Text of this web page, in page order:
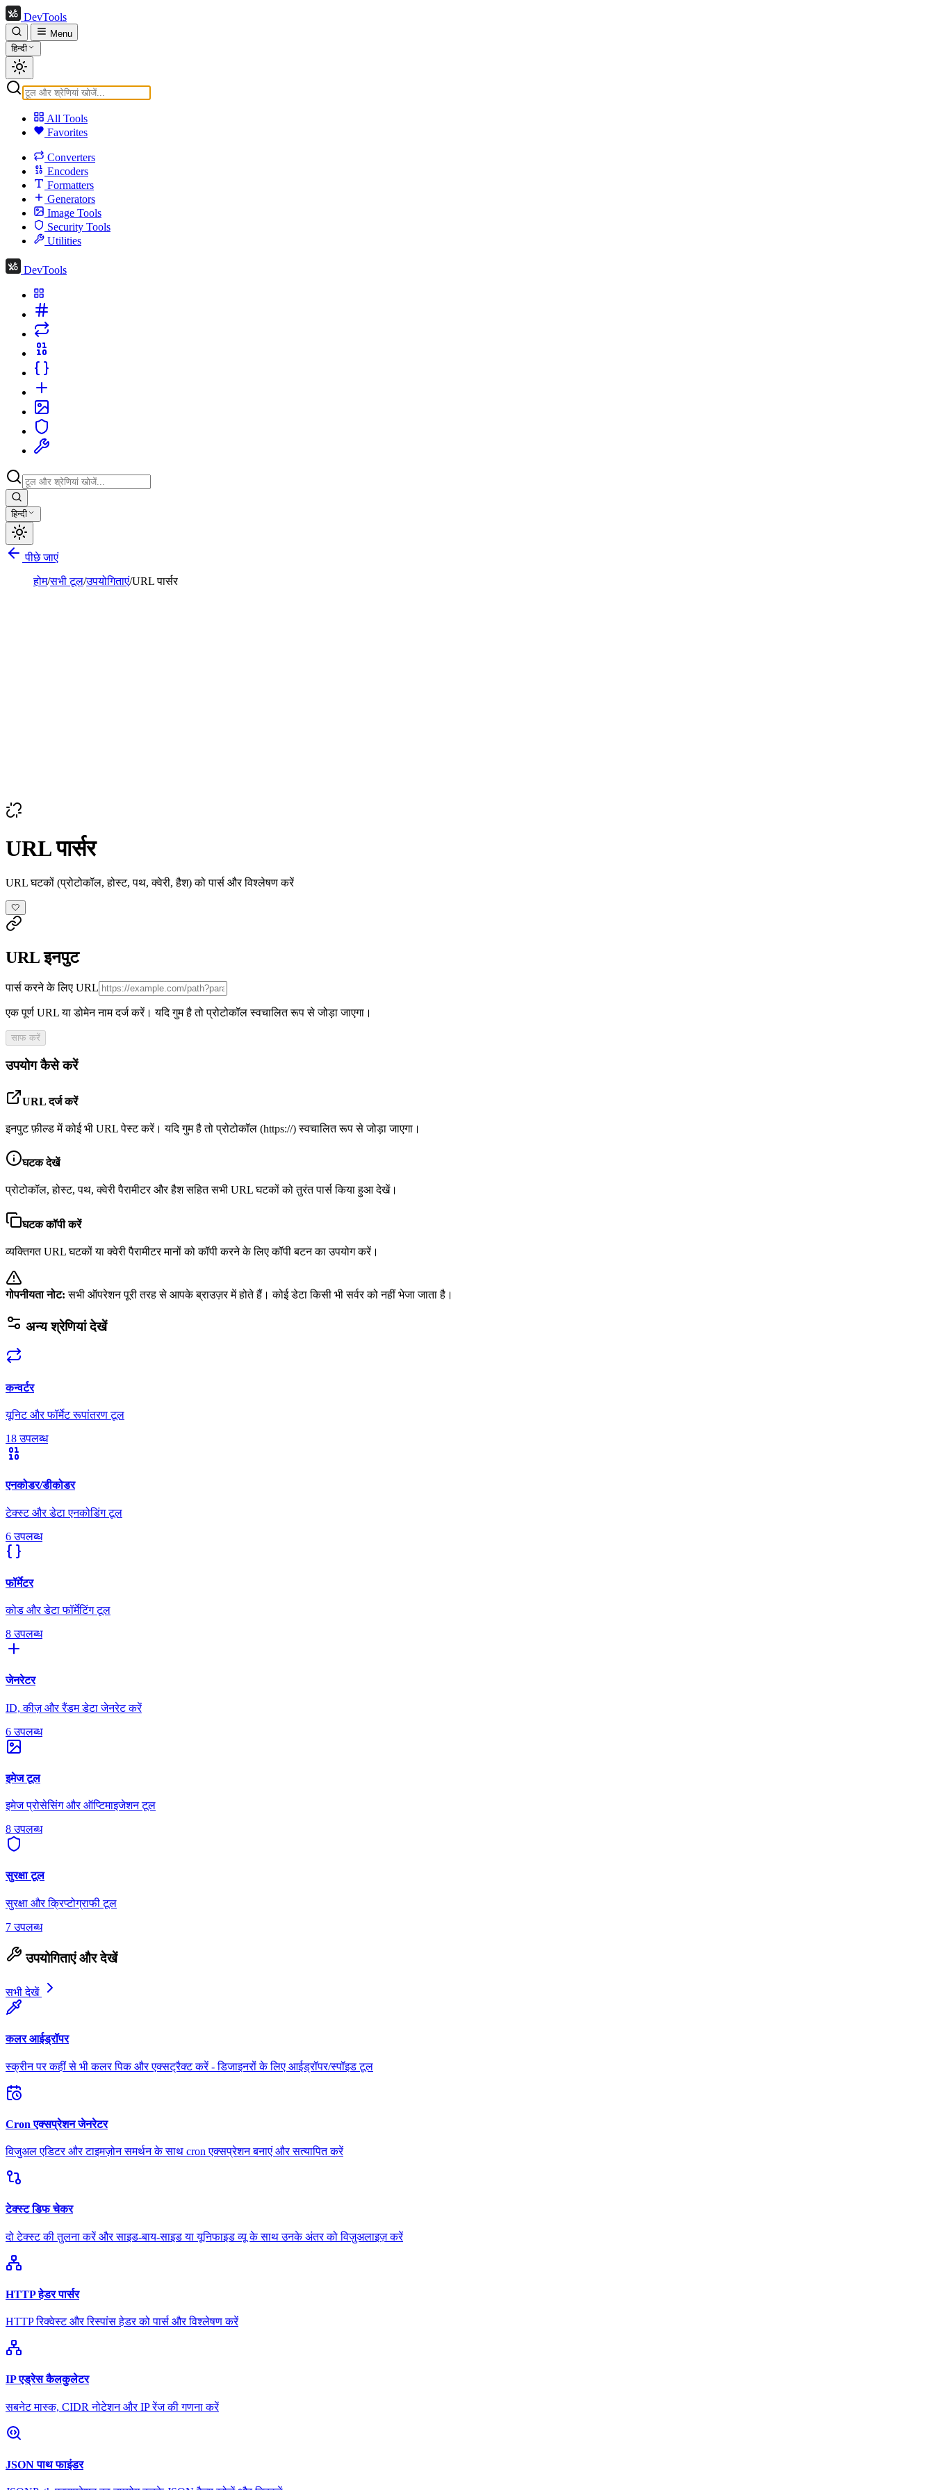
DevTools
Menu
हिन्दी
All Tools
Favorites
Converters
Encoders
Formatters
Generators
Image Tools
Security Tools
Utilities
DevTools
हिन्दी
पीछे जाएं
होम/सभी टूल/उपयोगिताएं/URL पार्सर
URL पार्सर
URL घटकों (प्रोटोकॉल, होस्ट, पथ, क्वेरी, हैश) को पार्स और विश्लेषण करें
🤍
URL इनपुट
पार्स करने के लिए URL
एक पूर्ण URL या डोमेन नाम दर्ज करें। यदि गुम है तो प्रोटोकॉल स्वचालित रूप से जोड़ा जाएगा।
साफ करें
उपयोग कैसे करें
URL दर्ज करें
इनपुट फ़ील्ड में कोई भी URL पेस्ट करें। यदि गुम है तो प्रोटोकॉल (https://) स्वचालित रूप से जोड़ा जाएगा।
घटक देखें
प्रोटोकॉल, होस्ट, पथ, क्वेरी पैरामीटर और हैश सहित सभी URL घटकों को तुरंत पार्स किया हुआ देखें।
घटक कॉपी करें
व्यक्तिगत URL घटकों या क्वेरी पैरामीटर मानों को कॉपी करने के लिए कॉपी बटन का उपयोग करें।
गोपनीयता नोट: सभी ऑपरेशन पूरी तरह से आपके ब्राउज़र में होते हैं। कोई डेटा किसी भी सर्वर को नहीं भेजा जाता है।
अन्य श्रेणियां देखें
कन्वर्टर
यूनिट और फॉर्मेट रूपांतरण टूल
18 उपलब्ध
एनकोडर/डीकोडर
टेक्स्ट और डेटा एनकोडिंग टूल
6 उपलब्ध
फॉर्मेटर
कोड और डेटा फॉर्मेटिंग टूल
8 उपलब्ध
जेनरेटर
ID, कीज़ और रैंडम डेटा जेनरेट करें
6 उपलब्ध
इमेज टूल
इमेज प्रोसेसिंग और ऑप्टिमाइजेशन टूल
8 उपलब्ध
सुरक्षा टूल
सुरक्षा और क्रिप्टोग्राफी टूल
7 उपलब्ध
उपयोगिताएं और देखें
सभी देखें
कलर आईड्रॉपर
स्क्रीन पर कहीं से भी कलर पिक और एक्सट्रैक्ट करें - डिजाइनरों के लिए आईड्रॉपर/स्पॉइड टूल
Cron एक्सप्रेशन जेनरेटर
विजुअल एडिटर और टाइमज़ोन समर्थन के साथ cron एक्सप्रेशन बनाएं और सत्यापित करें
टेक्स्ट डिफ चेकर
दो टेक्स्ट की तुलना करें और साइड-बाय-साइड या यूनिफाइड व्यू के साथ उनके अंतर को विज़ुअलाइज़ करें
HTTP हेडर पार्सर
HTTP रिक्वेस्ट और रिस्पांस हेडर को पार्स और विश्लेषण करें
IP एड्रेस कैलकुलेटर
सबनेट मास्क, CIDR नोटेशन और IP रेंज की गणना करें
JSON पाथ फाइंडर